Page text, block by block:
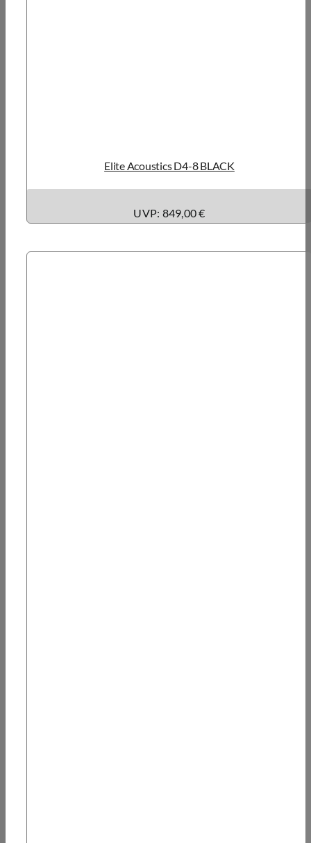
Elite Acoustics D4-8 BLACK
UVP: 849,00 €